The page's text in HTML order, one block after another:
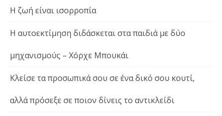
Η ζωή είναι ισορροπία
Η αυτοεκτίμηση διδάσκεται στα παιδιά με δύο
μηχανισμούς – Χόρχε Μπουκάι
Κλείσε τα προσωπικά σου σε ένα δικό σου κουτί,
αλλά πρόσεξε σε ποιον δίνεις το αντικλείδι